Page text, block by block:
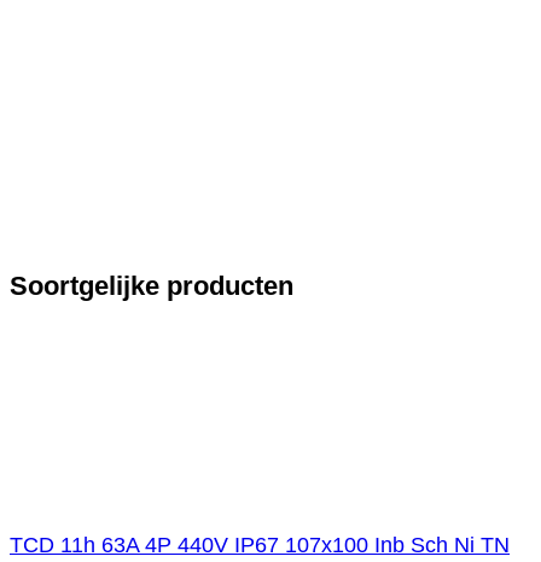
Soortgelijke producten
TCD 11h 63A 4P 440V IP67 107x100 Inb Sch Ni TN